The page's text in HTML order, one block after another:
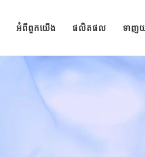
អំពីពួកយើង ផលិតផល ទាញ